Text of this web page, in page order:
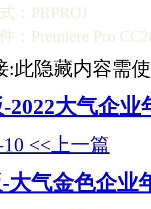
：PRPROJ
：Premiere Pro
:此隐藏内容需
2022大气企业
<<上一篇
大气金色企业